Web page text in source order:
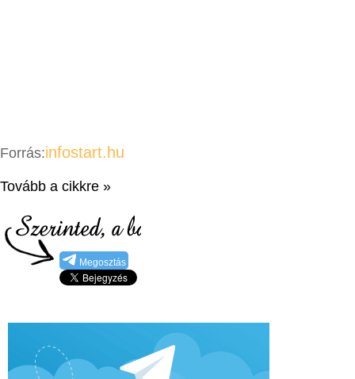
Forrás:infostart.hu
Tovább a cikkre »
Megosztás